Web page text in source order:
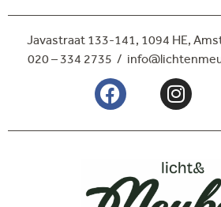
Javastraat 133-141, 1094 HE,
020 – 334 2735 /